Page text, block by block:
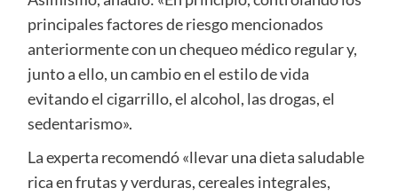
principales factores de riesgo mencionados
anteriormente con un chequeo médico regular y,
junto a ello, un cambio en el estilo de vida
evitando el cigarrillo, el alcohol, las drogas, el
sedentarismo».
La experta recomendó «llevar una dieta saludable
rica en frutas y verduras, cereales integrales,